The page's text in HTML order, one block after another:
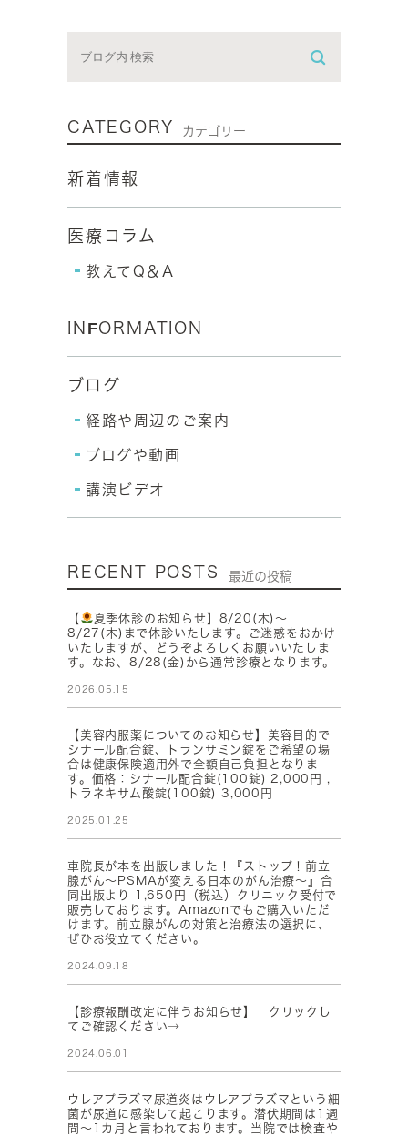
CATEGORY カテゴリー
新着情報
医療コラム
教えてQ＆A
INFORMATION
ブログ
経路や周辺のご案内
ブログや動画
講演ビデオ
RECENT POSTS 最近の投稿
【
夏季休診のお知らせ】8/20(木)～
8/27(木)まで休診いたします。ご迷惑をおかけ
いたしますが、どうぞよろしくお願いいたしま
す。なお、8/28(金)から通常診療となります。
2026.05.15
【美容内服薬についてのお知らせ】美容目的で
シナール配合錠、トランサミン錠をご希望の場
合は健康保険適用外で全額自己負担となりま
す。価格：シナール配合錠(100錠) 2,000円 ,
トラネキサム酸錠(100錠) 3,000円
2025.01.25
車院長が本を出版しました！『ストップ！前立
腺がん～PSMAが変える日本のがん治療～』合
同出版より 1,650円（税込）クリニック受付で
販売しております。Amazonでもご購入いただ
けます。前立腺がんの対策と治療法の選択に、
ぜひお役立てください。
2024.09.18
【診療報酬改定に伴うお知らせ】 クリックし
てご確認ください→
2024.06.01
ウレアプラズマ尿道炎はウレアプラズマという細
菌が尿道に感染して起こります。潜伏期間は1週
間～1カ月と言われております。当院では検査や